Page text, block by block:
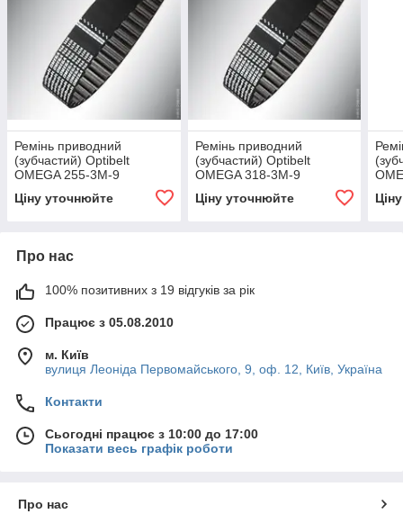
Ремінь приводний
(зубчастий) Optibelt
OMEGA 255-3M-9
Ціну уточнюйте
Ремінь приводний
(зубчастий) Optibelt
OMEGA 318-3M-9
Ціну уточнюйте
Про нас
100% позитивних з 19 відгуків за рік
Працює з 05.08.2010
м. Київ
вулиця Леоніда Первомайського, 9, оф. 12, Київ, Україна
Контакти
Сьогодні працює з 10:00 до 17:00
Показати весь графік роботи
Про нас